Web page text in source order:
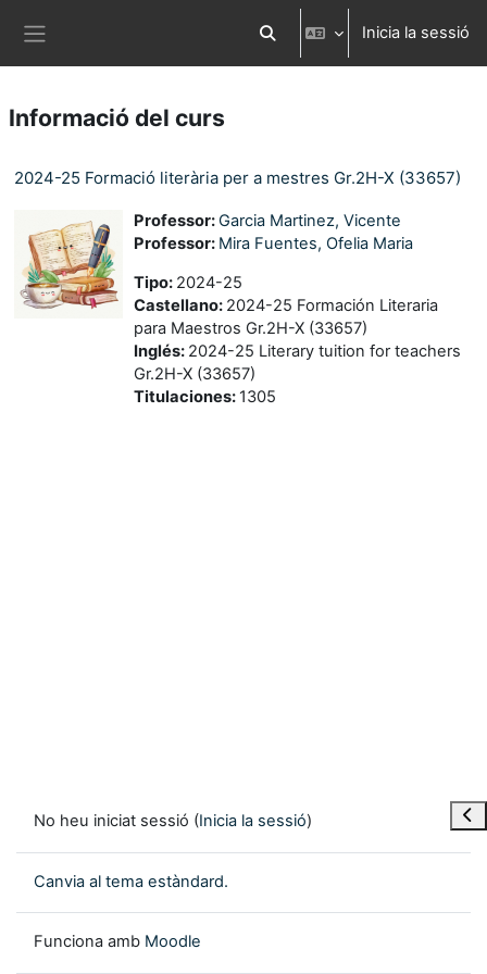
Commuta l'entrada de la cerca
Inicia la sessió
Informació del curs
2024-25 Formació literària per a mestres Gr.2H-X (33657)
Professor:Garcia Martinez, Vicente
Professor: Mira Fuentes, Ofelia Maria
Tipo: 2024-25
Castellano: 2024-25 Formación Literaria
para Maestros Gr.2H-X (33657)
Inglés: 2024-25 Literary tuition for teachers
Gr.2H-X (33657)
Titulaciones: 1305
No heu iniciat sessió (Inicia la sessió)
Canvia al tema estàndard.
Funciona amb Moodle